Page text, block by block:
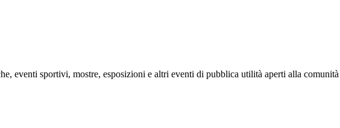
eventi sportivi, mostre, esposizioni e altri eventi di pubblica utilità aperti alla